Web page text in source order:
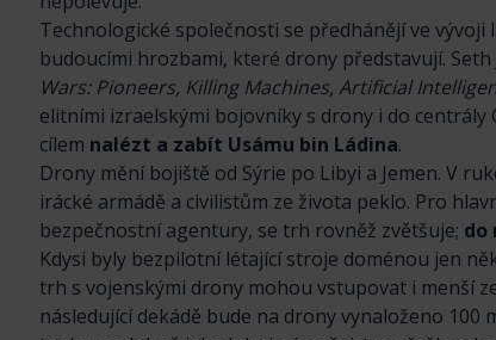
Technologické společnosti se předhánějí ve
budoucími hrozbami, které drony představují. Seth
Wars: Pioneers, Killing Machines, Artificial
elitními izraelskými bojovníky s drony i do centrály
cílem nalézt a zabít Usámu bin Ládina.
Drony mění bojiště od Sýrie po Libyi a Jemen. V
irácké armádě a civilistům ze života peklo. Pro
bezpečnostní agentury, se trh rovněž zvětšuje; do
Kdysi byly bezpilotní létající stroje doménou jen
trh s vojenskými drony mohou vstupovat i menší
následující dekádě bude na drony vynaloženo